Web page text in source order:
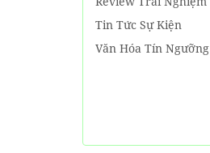
Tin Tức Sự Kiện
Văn Hóa Tín Ngưỡng